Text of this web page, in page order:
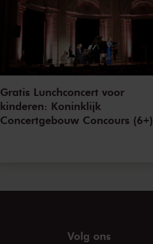
Gratis Lunchconcert voor
kinderen: Koninklijk
Concertgebouw Concours (6+)
Volg ons